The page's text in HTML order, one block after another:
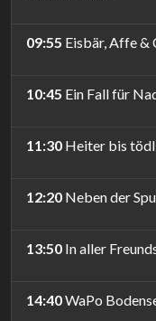
09:55 Eisbär, Affe &
10:45 Ein Fall für
11:30 Heiter bis
12:20 Neben der
13:50 In aller
14:40WaPo